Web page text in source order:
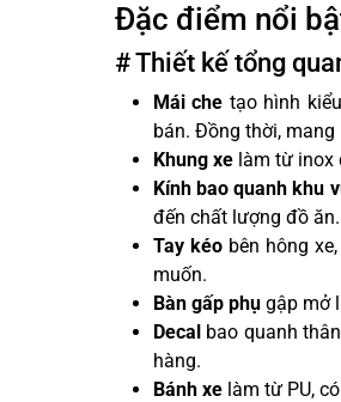
Đặc điểm nổi
# Thiết kế tổng
Mái che tạo hình
bán. Đồng thời, mang
Khung xe làm từ inox
Kính bao quanh khu
đến chất lượng đồ ăn.
Tay kéo bên hông
muốn.
Bàn gấp phụ gập mở
Decal bao quanh
hàng.
Bánh xe làm từ PU,